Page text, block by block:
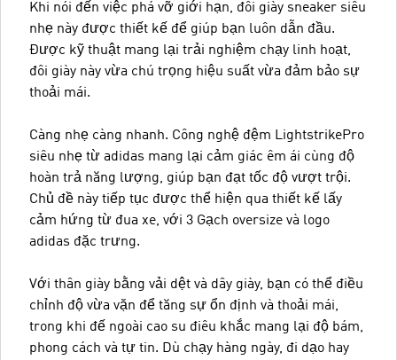
Khi nói đến việc phá vỡ giới hạn, đôi giày sneaker siêu
nhẹ này được thiết kế để giúp bạn luôn dẫn đầu.
Được kỹ thuật mang lại trải nghiệm chạy linh hoạt,
đôi giày này vừa chú trọng hiệu suất vừa đảm bảo sự
thoải mái.
Càng nhẹ càng nhanh. Công nghệ đệm LightstrikePro
siêu nhẹ từ adidas mang lại cảm giác êm ái cùng độ
hoàn trả năng lượng, giúp bạn đạt tốc độ vượt trội.
Chủ đề này tiếp tục được thể hiện qua thiết kế lấy
cảm hứng từ đua xe, với 3 Gạch oversize và logo
adidas đặc trưng.
Với thân giày bằng vải dệt và dây giày, bạn có thể điều
chỉnh độ vừa vặn để tăng sự ổn định và thoải mái,
trong khi đế ngoài cao su điêu khắc mang lại độ bám,
phong cách và tự tin. Dù chạy hàng ngày, đi dạo hay